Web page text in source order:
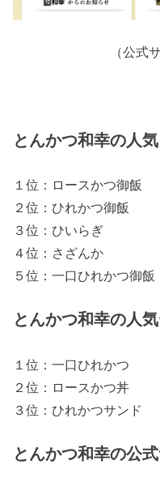
（公式
とんかつ和幸の人
１位：ロースかつ御飯
２位：ひれかつ御飯
３位：ひいらぎ
４位：さざんか
５位：一口ひれかつ御飯
とんかつ和幸の人
１位：一口ひれかつ
２位：ロースかつ丼
３位：ひれかつサンド
とんかつ和幸の公